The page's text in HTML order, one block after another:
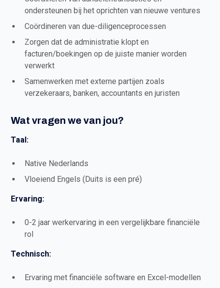
ondersteunen bij het oprichten van nieuwe ventures
Coördineren van due-diligenceprocessen
Zorgen dat de administratie klopt en
facturen/boekingen op de juiste manier worden
verwerkt
Samenwerken met externe partijen zoals
verzekeraars, banken, accountants en juristen
Wat vragen we van jou?
Taal:
Native Nederlands
Vloeiend Engels (Duits is een pré)
Ervaring:
0-2 jaar werkervaring in een vergelijkbare financiële
rol
Technisch:
Ervaring met financiële software en Excel-modellen